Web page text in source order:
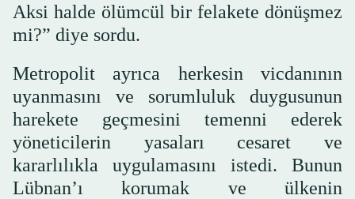
Aksi halde ölümcül bir felakete dönüşmez
mi?” diye sordu.
Metropolit ayrıca herkesin vicdanının
uyanmasını ve sorumluluk duygusunun
harekete geçmesini temenni ederek
yöneticilerin yasaları cesaret ve
kararlılıkla uygulamasını istedi. Bunun
Lübnan’ı korumak ve ülkenin